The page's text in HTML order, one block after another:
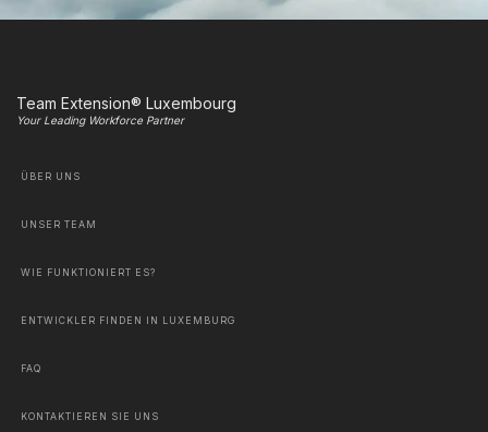
Team Extension® Luxembourg
Your Leading Workforce Partner
ÜBER UNS
UNSER TEAM
WIE FUNKTIONIERT ES?
ENTWICKLER FINDEN IN LUXEMBURG
FAQ
KONTAKTIEREN SIE UNS